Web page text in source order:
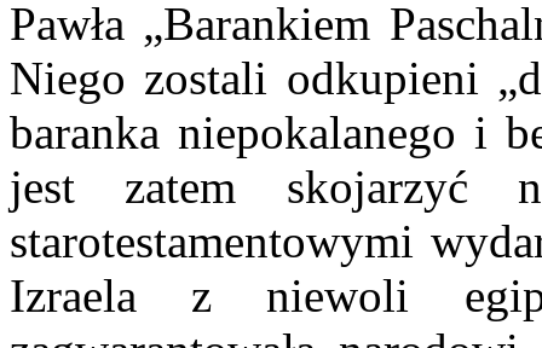
Pawła „Barankiem
Niego zostali odkupieni
baranka niepokalanego i
jest zatem skojarzyć
starotestamentowymi
Izraela z niewoli